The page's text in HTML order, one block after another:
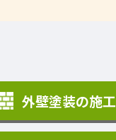
外壁塗装の施